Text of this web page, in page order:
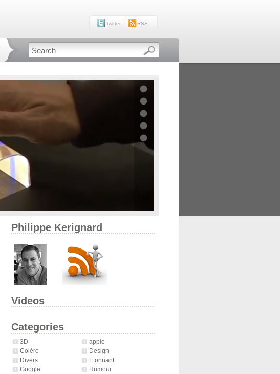
Twitter RSS
Philippe Kerignard
Videos
Categories
3D
apple
Colère
Design
Divers
Etonnant
Google
Humour